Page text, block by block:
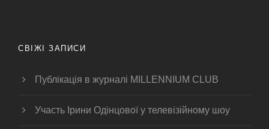
СВІЖІ ЗАПИСИ
Публікація в журналі MILLENNIUM CLUB
Участь Ірини Одінцової у телевізійному шоу